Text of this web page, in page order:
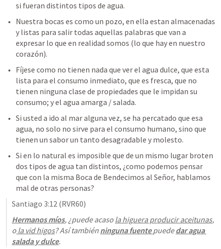
si fueran distintos tipos de agua.
Nuestra bocas es como un pozo, en ella estan almacenadas
y listas para salir todas aquellas palabras que van a
expresar lo que en realidad somos (lo que hay en nuestro
corazón).
Fíjese como no tienen nada que ver el agua dulce, que esta
lista para el consumo inmediato, que es fresca, que no
tienen ninguna clase de propiedades que le impidan su
consumo; y el agua amarga / salada.
Si usted a ido al mar alguna vez, se ha percatado que esa
agua, no solo no sirve para el consumo humano, sino que
tienen un sabor un tanto desagradable y molesto.
Si en lo natural es imposible que de un mismo lugar broten
dos tipos de agua tan distintos, ¿como podemos pensar
que con la misma Boca de Bendecimos al Señor, hablamos
mal de otras personas?
Santiago 3:12 (RVR60)
Hermanos míos, ¿puede acaso la higuera producir aceitunas,
o la vid higos? Así también ninguna fuente puede dar agua
salada y dulce.